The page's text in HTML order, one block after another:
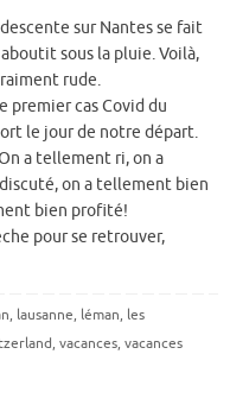
sur Nantes se fait
sous la pluie. Voilà,
rude.
premier cas Covid du
le jour de notre départ.
a tellement ri, on a
on a tellement bien
bien profité!
pour se retrouver,
, lausanne, léman, les
, vacances, vacances